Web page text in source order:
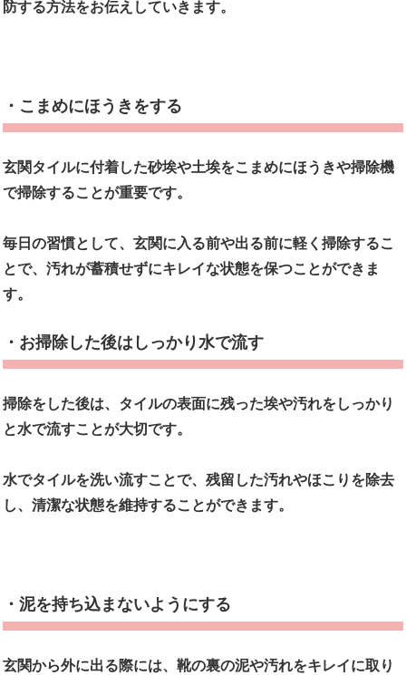
防する方法をお伝えしていきます。
・こまめにほうきをする
玄関タイルに付着した砂埃や土埃をこまめにほうきや掃除機
で掃除することが重要です。
毎日の習慣として、玄関に入る前や出る前に軽く掃除するこ
とで、汚れが蓄積せずにキレイな状態を保つことができま
す。
・お掃除した後はしっかり水で流す
掃除をした後は、タイルの表面に残った埃や汚れをしっかり
と水で流すことが大切です。
水でタイルを洗い流すことで、残留した汚れやほこりを除去
し、清潔な状態を維持することができます。
・泥を持ち込まないようにする
玄関から外に出る際には、靴の裏の泥や汚れをキレイに取り